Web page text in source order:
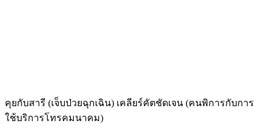
คุยกับสารี (เจ็บป่วยฉุกเฉิน) เคลียร์คัตชัดเจน (คนพิการกับการ
ใช้บริการโทรคมนาคม)